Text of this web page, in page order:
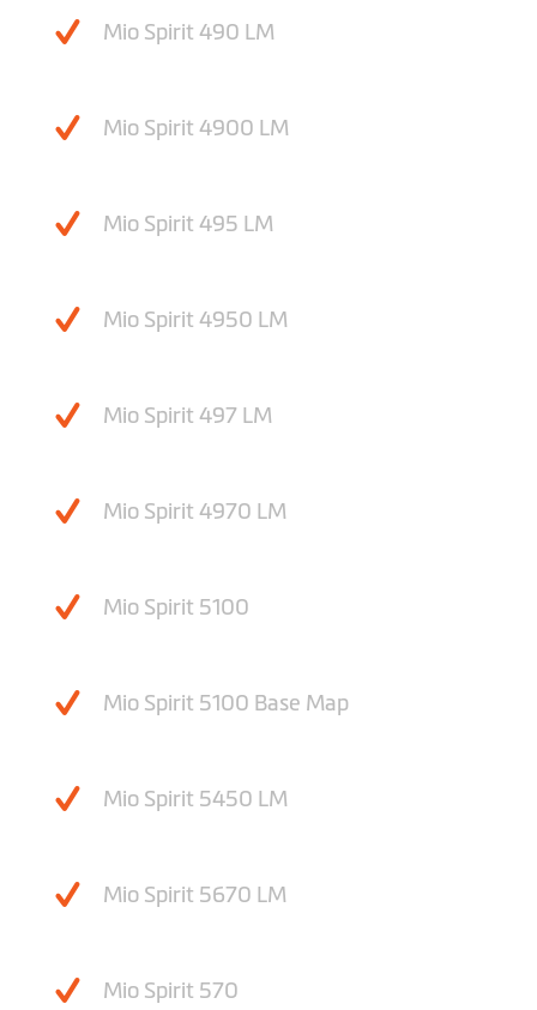
Mio Spirit 490 LM
Mio Spirit 4900 LM
Mio Spirit 495 LM
Mio Spirit 4950 LM
Mio Spirit 497 LM
Mio Spirit 4970 LM
Mio Spirit 5100
Mio Spirit 5100 Base Map
Mio Spirit 5450 LM
Mio Spirit 5670 LM
Mio Spirit 570